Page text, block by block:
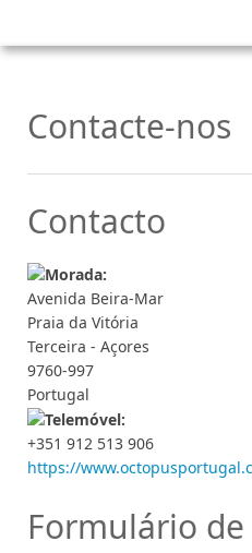
Contacte-nos
Contacto
Avenida Beira-Mar
Praia da Vitória
Terceira - Açores
9760-997
Portugal
+351 912 513 906
https://
Formulário